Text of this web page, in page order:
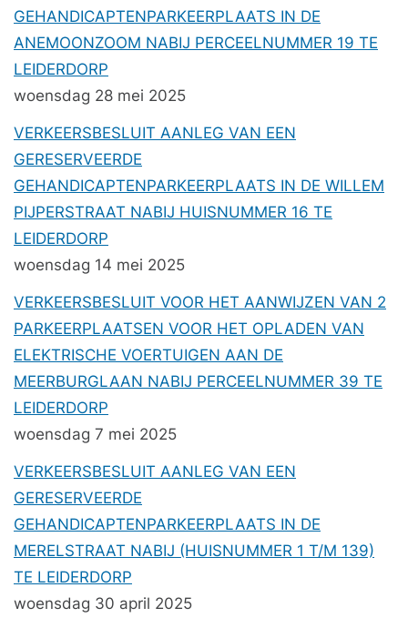
GEHANDICAPTENPARKEERPLAATS IN DE
ANEMOONZOOM NABIJ PERCEELNUMMER 19 TE
LEIDERDORP
woensdag 28 mei 2025
VERKEERSBESLUIT AANLEG VAN EEN
GERESERVEERDE
GEHANDICAPTENPARKEERPLAATS IN DE WILLEM
PIJPERSTRAAT NABIJ HUISNUMMER 16 TE
LEIDERDORP
woensdag 14 mei 2025
VERKEERSBESLUIT VOOR HET AANWIJZEN VAN 2
PARKEERPLAATSEN VOOR HET OPLADEN VAN
ELEKTRISCHE VOERTUIGEN AAN DE
MEERBURGLAAN NABIJ PERCEELNUMMER 39 TE
LEIDERDORP
woensdag 7 mei 2025
VERKEERSBESLUIT AANLEG VAN EEN
GERESERVEERDE
GEHANDICAPTENPARKEERPLAATS IN DE
MERELSTRAAT NABIJ (HUISNUMMER 1 T/M 139)
TE LEIDERDORP
woensdag 30 april 2025